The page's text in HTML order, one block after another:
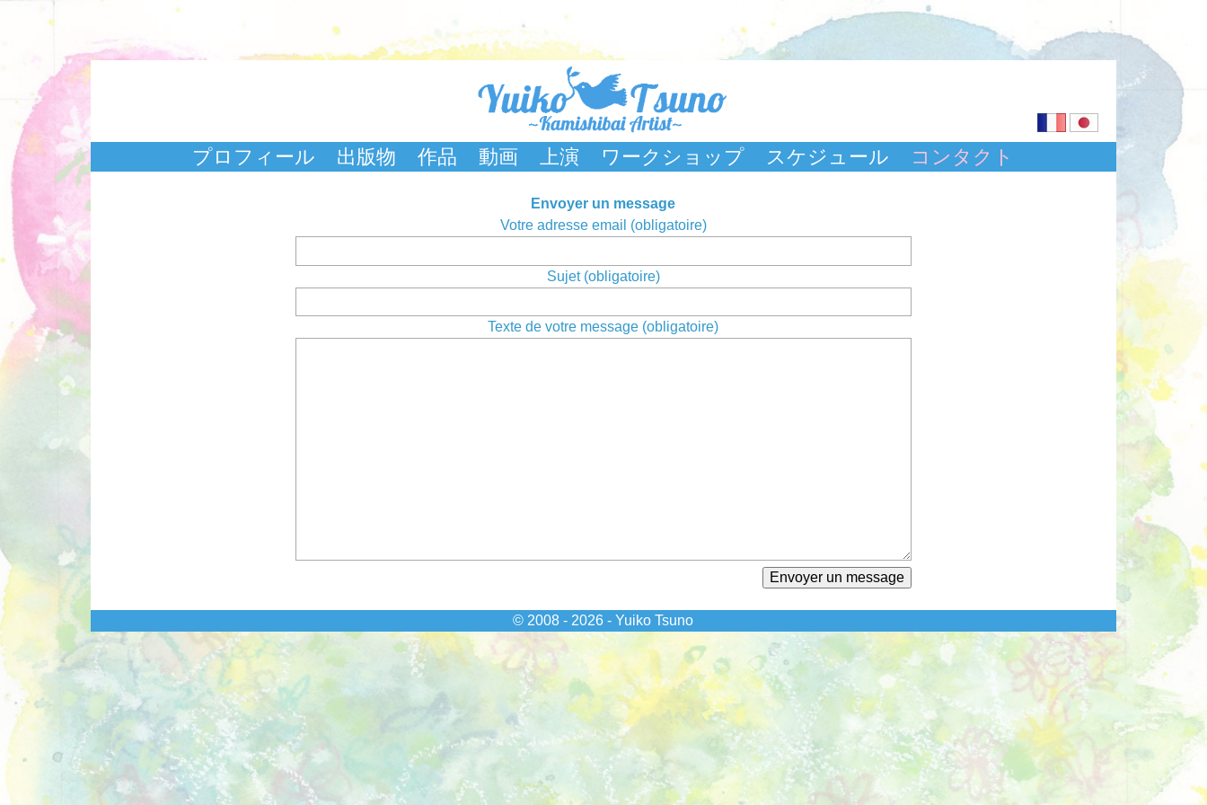
プロフィール 出版物 作品 動画 上演 ワークショップ スケジュール コンタクト
Envoyer un message
Votre adresse email (obligatoire)
Sujet (obligatoire)
Texte de votre message (obligatoire)
© 2008 - 2026 - Yuiko Tsuno